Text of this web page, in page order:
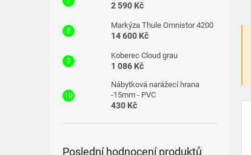
2 590 Kč
Markýza Thule Omnistor 4200
14 600 Kč
Koberec Cloud grau
1 086 Kč
Nábytková narážecí hrana
-15mm - PVC
430 Kč
Poslední hodnocení produktů